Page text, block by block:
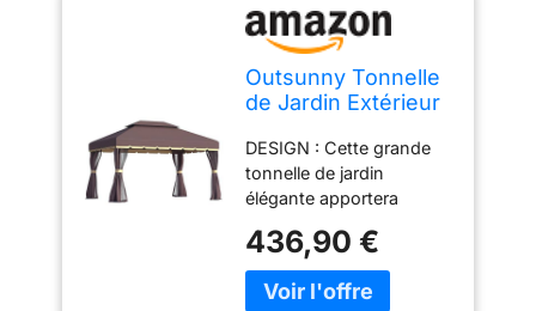
Outsunny Tonnelle
de Jardin Extérieur
4x3m Chocolat
DESIGN : Cette grande
tonnelle de jardin
élégante apportera
votre extérieur. C'est
l'endroit idéal pour
organiser vos réunions
436,90 €